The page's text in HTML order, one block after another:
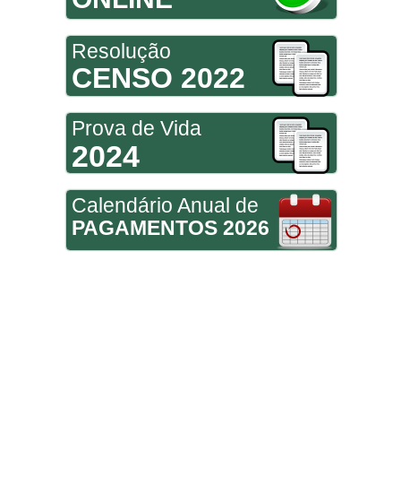
Resolução
CENSO 2022
Prova de Vida
2024
Calendário Anual de
PAGAMENTOS 2026